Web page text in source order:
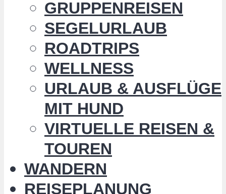
GRUPPENREISEN
SEGELURLAUB
ROADTRIPS
WELLNESS
URLAUB & AUSFLÜGE
MIT HUND
VIRTUELLE REISEN &
TOUREN
WANDERN
REISEPLANUNG